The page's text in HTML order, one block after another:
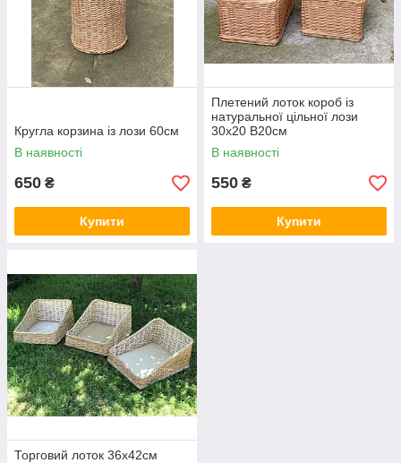
Кругла корзина із лози 60см
В наявності
650 ₴
Купити
Плетений лоток короб із
натуральної цільної лози
30х20 В20см
В наявності
550 ₴
Купити
Торговий лоток 36х42см